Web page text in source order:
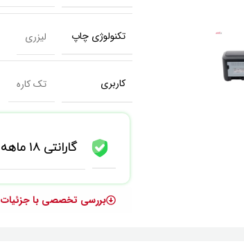
تکنولوژی چاپ لیزری
کاربری تک کاره
گارانتی 18 ماهه هپکن
بررسی تخصصی با جزئیات